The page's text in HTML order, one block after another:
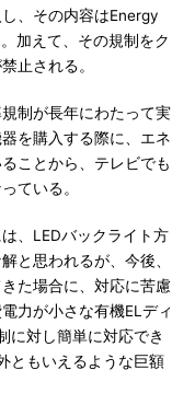
、その内容はEnergy
加えて、その規制をク
止される。
制が長年にわたって実
を購入する際に、エネ
ことから、テレビでも
ている。
、LEDバックライト方
と思われるが、今後、
た場合に、対応に苦慮
力が小さな有機ELディ
に対し簡単に対応でき
ともいえるような巨額